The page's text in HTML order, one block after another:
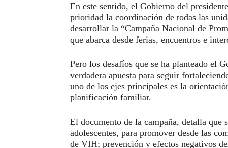
En este sentido, el Gobierno del
prioridad la coordinación de todas las
desarrollar la “Campaña Nacional de
que abarca desde ferias, encuentros e
Pero los desafíos que se ha planteado el
verdadera apuesta para seguir
uno de los ejes principales es la
planificación familiar.
El documento de la campaña, detalla que
adolescentes, para promover desde las
de VIH; prevención y efectos negativos